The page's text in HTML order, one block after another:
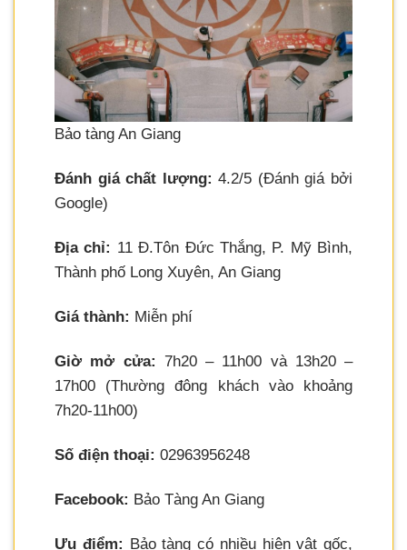
Bảo tàng An Giang
Đánh giá chất lượng: 4.2/5 (Đánh giá bởi
Google)
Địa chỉ: 11 Đ.Tôn Đức Thắng, P. Mỹ Bình,
Thành phố Long Xuyên, An Giang
Giá thành: Miễn phí
Giờ mở cửa: 7h20 – 11h00 và 13h20 –
17h00 (Thường đông khách vào khoảng
7h20-11h00)
Số điện thoại: 02963956248
Facebook: Bảo Tàng An Giang
Ưu điểm: Bảo tàng có nhiều hiện vật gốc,